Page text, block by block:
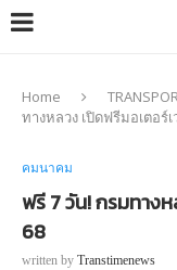
Home
ทางหลวง เปิดฟรีมอเตอร์เ
คมนาคม
ฟรี 7 วัน! กรมทางห
68
written by Transtimenews